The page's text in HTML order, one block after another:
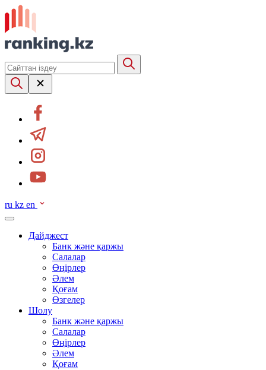
ru kz en
Дайджест
Банк және қаржы
Салалар
Өңірлер
Әлем
Қоғам
Өзгелер
Шолу
Банк және қаржы
Салалар
Өңірлер
Әлем
Қоғам